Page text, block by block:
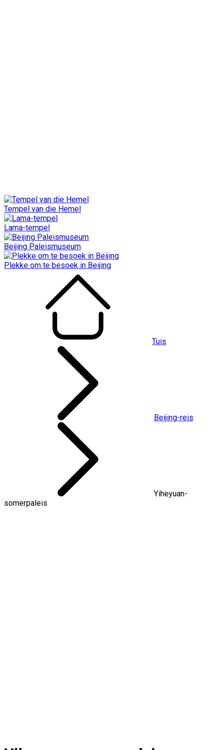
Tempel van die Hemel
Lama-tempel
Beijing Paleismuseum
Plekke om te besoek in Beijing
Tuis
Beijing-reis
Yiheyuan-
somerpaleis